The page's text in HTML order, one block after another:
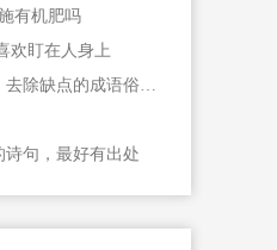
有机肥吗
欢盯在人身上
表示弥补不足，去除缺点的成语俗语有哪些？
诗句，最好有出处